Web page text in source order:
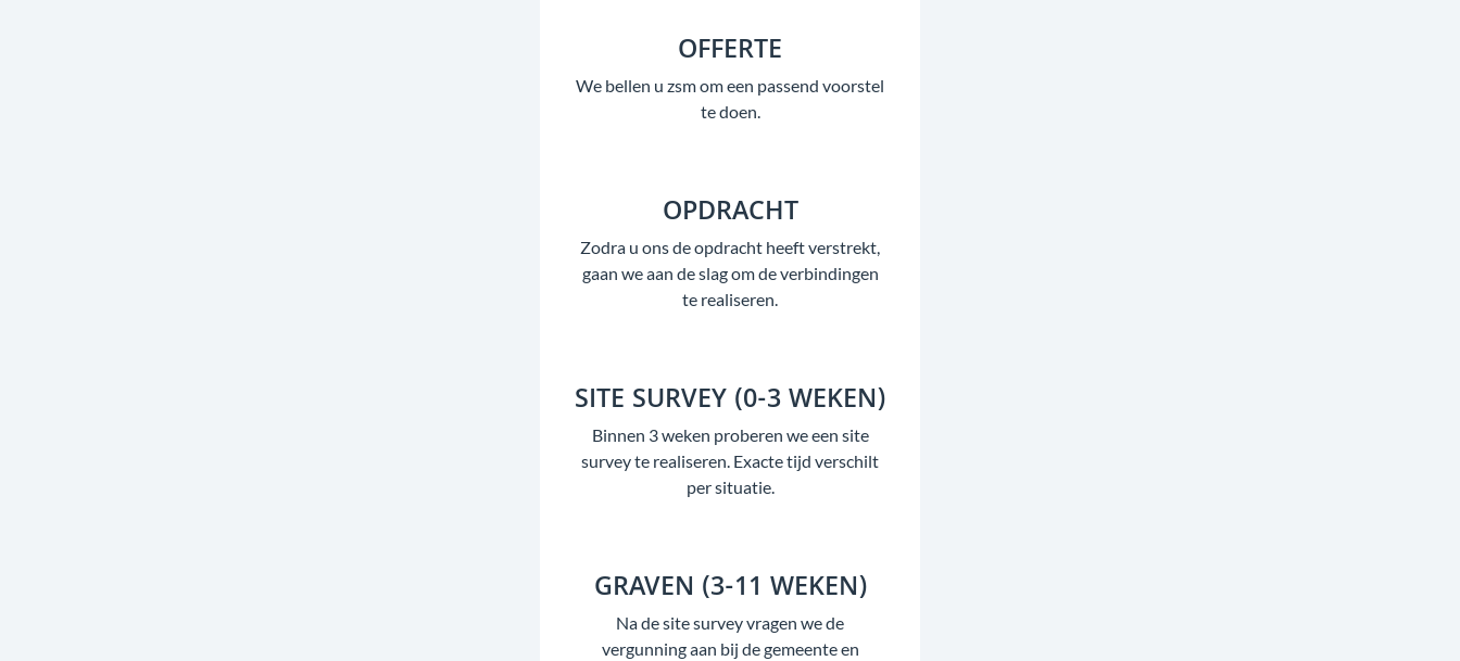
OFFERTE
We bellen u zsm om een passend voorstel
te doen.
OPDRACHT
Zodra u ons de opdracht heeft verstrekt,
gaan we aan de slag om de verbindingen
te realiseren.
SITE SURVEY (0-3 WEKEN)
Binnen 3 weken proberen we een site
survey te realiseren. Exacte tijd verschilt
per situatie.
GRAVEN (3-11 WEKEN)
Na de site survey vragen we de
vergunning aan bij de gemeente en